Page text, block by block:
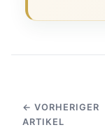
← VORHERIGER
ARTIKEL